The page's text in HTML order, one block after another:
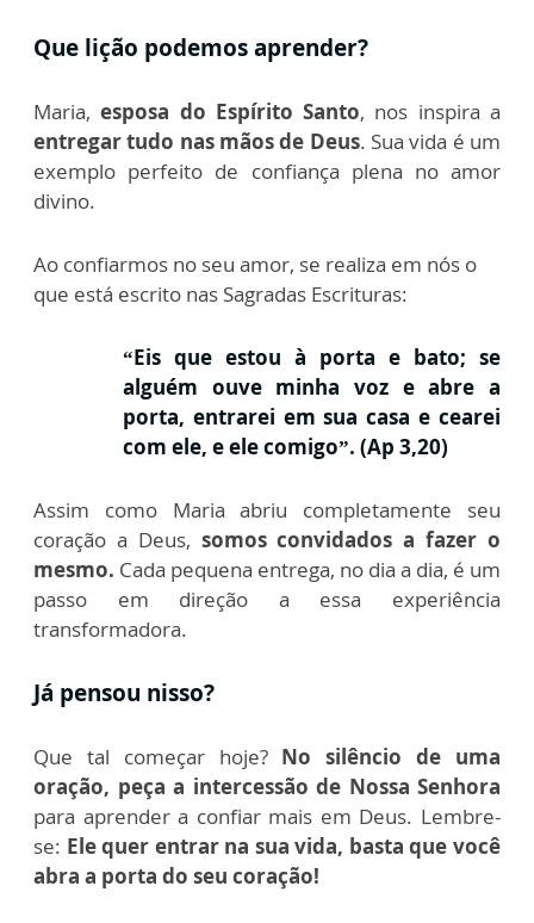
Que lição podemos aprender?
Maria,esposa do Espírito Santo, nos inspira a
entregar tudo nas mãos de Deus. Sua vida é um
exemplo perfeito de confiança plena no amor
divino.
Ao confiarmos no seu amor, se realiza em nós o
que está escrito nas Sagradas Escrituras:
“Eis que estou à porta e bato; se
alguém ouve minha voz e abre a
porta, entrarei em sua casa e cearei
com ele, e ele comigo”. (Ap 3,20)
Assim como Maria abriu completamente seu
coração a Deus, somos convidados a fazer o
mesmo. Cada pequena entrega, no dia a dia, é um
passo em direção a essa experiência
transformadora.
Já pensou nisso?
Que tal começar hoje? No silêncio de uma
oração, peça a intercessão de Nossa Senhora
para aprender a confiar mais em Deus. Lembre-
se: Ele quer entrar na sua vida, basta que você
abra a porta do seu coração!